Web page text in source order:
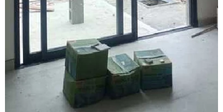
Fábrica de janela vidro triplo
Fábrica de porta camarão
Fábrica de tela mosquiteira
Fabricante de esquadrias
Fabricante esquadrias alumínio